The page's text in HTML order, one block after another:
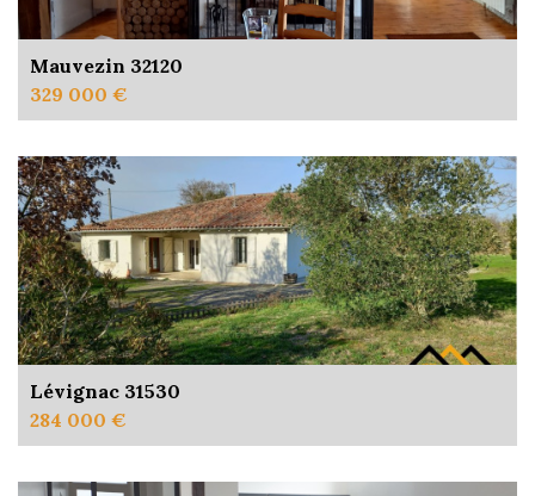
Mauvezin 32120
329 000 €
Lévignac 31530
284 000 €